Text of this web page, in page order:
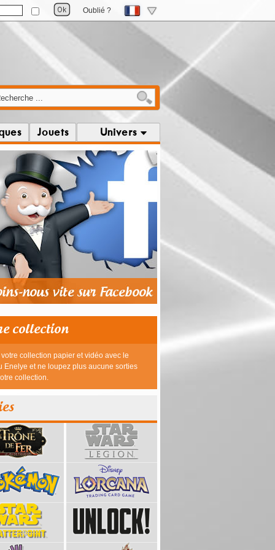
Oublié ?
Jouets Univers
39,95 € 23,95 €
collection
collection papier et vidéo avec le
Enelye et ne loupez plus aucune sorties
collection.